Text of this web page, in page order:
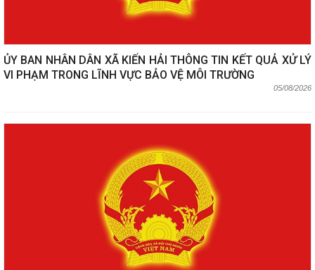
ỦY BAN NHÂN DÂN XÃ KIẾN HẢI THÔNG TIN KẾT QUẢ XỬ LÝ
VI PHẠM TRONG LĨNH VỰC BẢO VỆ MÔI TRƯỜNG
05/08/2026